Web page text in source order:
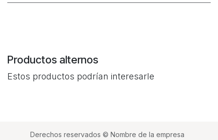
Productos alternos
Estos productos podrían interesarle
Derechos reservados © Nombre de la empresa